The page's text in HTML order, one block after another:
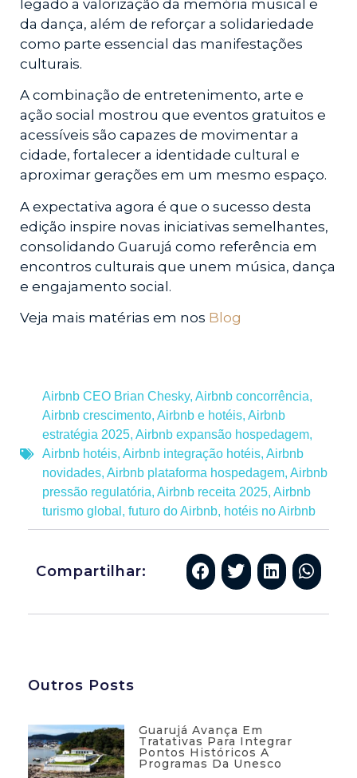
legado a valorização da memória musical e
da dança, além de reforçar a solidariedade
como parte essencial das manifestações
culturais.
A combinação de entretenimento, arte e
ação social mostrou que eventos gratuitos e
acessíveis são capazes de movimentar a
cidade, fortalecer a identidade cultural e
aproximar gerações em um mesmo espaço.
A expectativa agora é que o sucesso desta
edição inspire novas iniciativas semelhantes,
consolidando Guarujá como referência em
encontros culturais que unem música, dança
e engajamento social.
Veja mais matérias em nos Blog
Airbnb CEO Brian Chesky, Airbnb concorrência,
Airbnb crescimento, Airbnb e hotéis, Airbnb
estratégia 2025, Airbnb expansão hospedagem,
Airbnb hotéis, Airbnb integração hotéis, Airbnb
novidades, Airbnb plataforma hospedagem, Airbnb
pressão regulatória, Airbnb receita 2025, Airbnb
turismo global , futuro do Airbnb, hotéis no Airbnb
Compartilhar:
Outros Posts
Guarujá Avança Em
Tratativas Para Integrar
Pontos Históricos A
Programas Da Unesco